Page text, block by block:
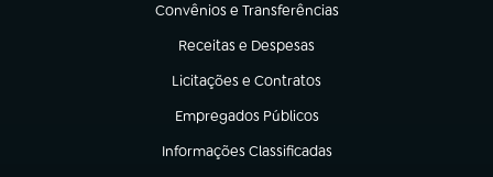
Convênios e Transferências
(abre em nova aba)
Receitas e Despesas
(abre em nova aba)
Licitações e Contratos
(abre em nova aba)
Empregados Públicos
(abre em nova aba)
Informações Classificadas
(abre em nova aba)